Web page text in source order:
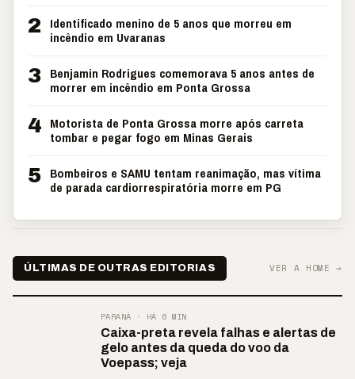
2
Identificado menino de 5 anos que morreu em
incêndio em Uvaranas
3 Benjamin Rodrigues comemorava 5 anos antes de
morrer em incêndio em Ponta Grossa
4 Motorista de Ponta Grossa morre após carreta
tombar e pegar fogo em Minas Gerais
5 Bombeiros e SAMU tentam reanimação, mas vítima
de parada cardiorrespiratória morre em PG
ÚLTIMAS DE OUTRAS EDITORIAS VER A HOME →
PARANÁ · HÁ 6 MIN
Caixa-preta revela falhas e alertas de
gelo antes da queda do voo da
Voepass; veja